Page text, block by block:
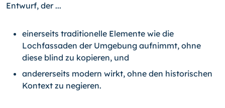
Entwurf, der ...
einerseits traditionelle Elemente wie die
Lochfassaden der Umgebung aufnimmt, ohne
diese blind zu kopieren, und
andererseits modern wirkt, ohne den historischen
Kontext zu negieren.